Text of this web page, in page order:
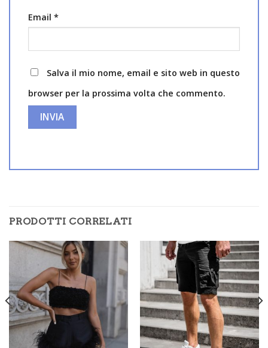
Email *
Salva il mio nome, email e sito web in questo
browser per la prossima volta che commento.
PRODOTTI CORRELATI